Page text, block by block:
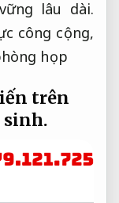
lâu dài.
công cộng,
họp
trên
sinh.